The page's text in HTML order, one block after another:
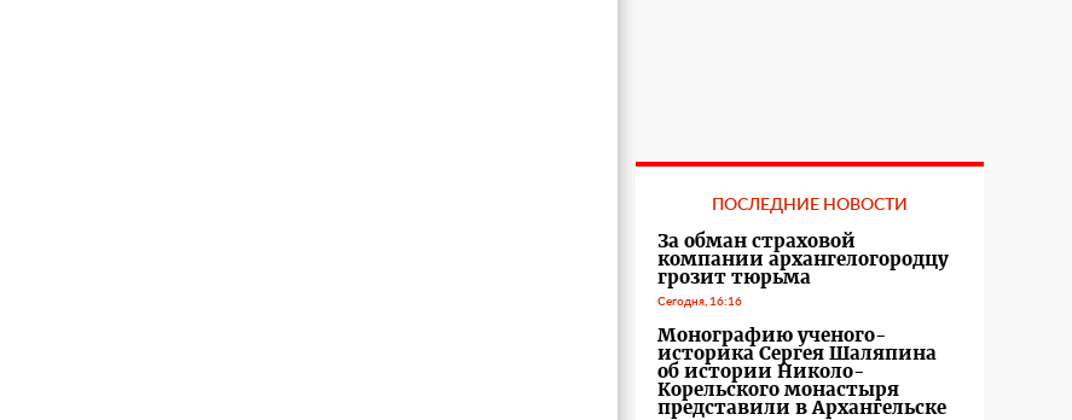
ПОСЛЕДНИЕ НОВОСТИ
За обман страховой
компании архангелогородцу
грозит тюрьма
Сегодня, 16:16
Монографию ученого-
историка Сергея Шаляпина
об истории Николо-
Корельского монастыря
представили в Архангельске